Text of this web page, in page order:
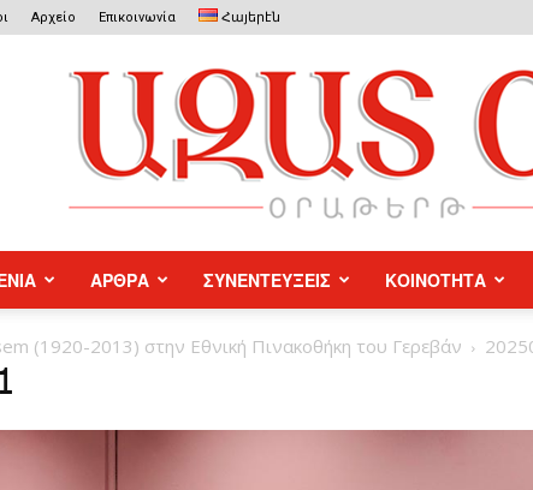
Αρχείο Επικοινωνία Հայերէն
ΑΡΘΡΑ ΣΥΝΕΝΤΕΥΞΕΙΣ ΚΟΙΝΟΤΗΤΑ
(1920-2013) στην Εθνική Πινακοθήκη του Γερεβάν